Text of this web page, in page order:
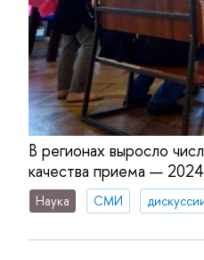
В регионах выросло
качества приема —
Наука СМИ